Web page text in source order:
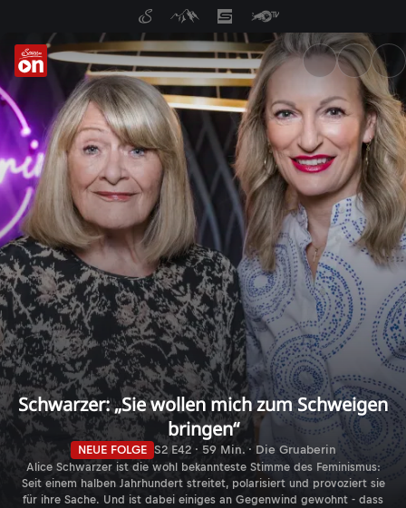
ServusTV On: Livestreams,
Schwarzer: „Sie wollen mich zum Schweigen
bringen“
NEUE FOLGE S2 E42 · 59 Min. · Die Gruaberin
Alice Schwarzer ist die wohl bekannteste Stimme des Feminismus:
Seit einem halben Jahrhundert streitet, polarisiert und provoziert sie
für ihre Sache. Und ist dabei einiges an Gegenwind gewohnt - dass